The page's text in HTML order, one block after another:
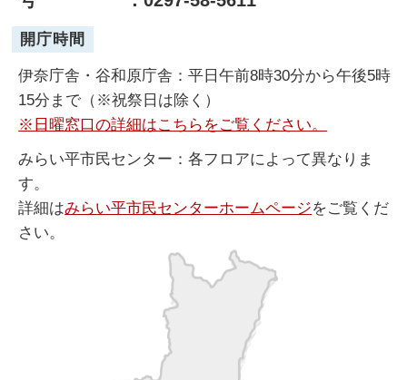
開庁時間
伊奈庁舎・谷和原庁舎：平日午前8時30分から午後5時
15分まで（※祝祭日は除く）
※日曜窓口の詳細はこちらをご覧ください。
みらい平市民センター：各フロアによって異なりま
す。
詳細はみらい平市民センターホームページをご覧くだ
さい。